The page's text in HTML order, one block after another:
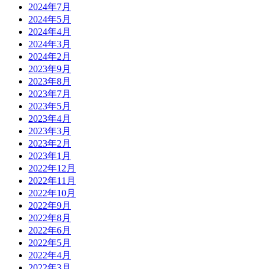
2024年7月
2024年5月
2024年4月
2024年3月
2024年2月
2023年9月
2023年8月
2023年7月
2023年5月
2023年4月
2023年3月
2023年2月
2023年1月
2022年12月
2022年11月
2022年10月
2022年9月
2022年8月
2022年6月
2022年5月
2022年4月